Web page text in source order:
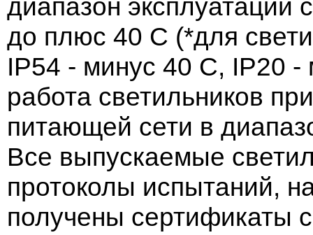
диапазон эксплуатации
до плюс 40 С (*для
IP54 - минус 40 C, IP20
работа светильников
питающей сети в
Все выпускаемые
протоколы испытаний,
получены сертификаты